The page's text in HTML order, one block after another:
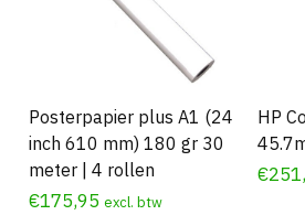
Posterpapier plus A1 (24
inch 610 mm) 180 gr 30
meter | 4 rollen
€175,95 excl. btw
HP
€